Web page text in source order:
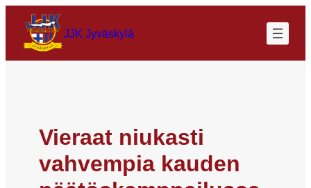
JJK Jyväskylä
Vieraat niukasti
vahvempia kauden